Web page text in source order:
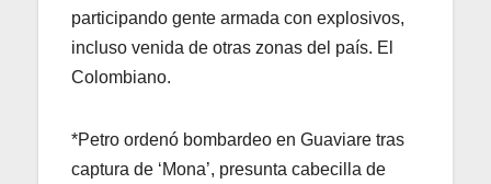
participando gente armada con explosivos,
incluso venida de otras zonas del país. El
Colombiano.
*Petro ordenó bombardeo en Guaviare tras
captura de ‘Mona’, presunta cabecilla de